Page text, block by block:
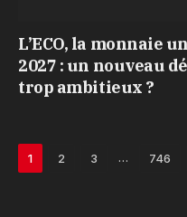
L’ECO, la monnaie
2027 : un nouveau
trop ambitieux ?
1 2 3 … 746